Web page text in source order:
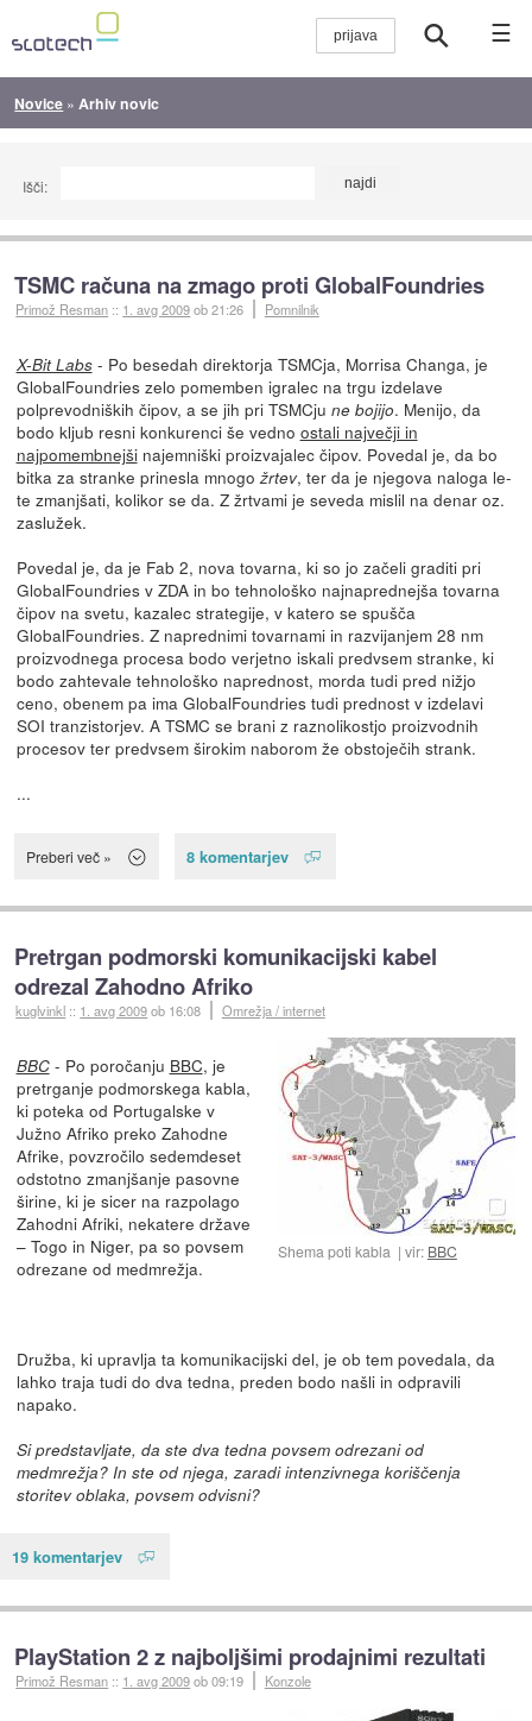
☰
Novice » Arhiv novic
Išči:
TSMC računa na zmago proti GlobalFoundries
Primož Resman :: 1. avg 2009ob 21:26 Pomnilnik
X-Bit Labs- Po besedah direktorja TSMCja, Morrisa Changa, je
GlobalFoundries zelo pomemben igralec na trgu izdelave
polprevodniških čipov, a se jih pri TSMCju ne bojijo. Menijo, da
bodo kljub resni konkurenci še vedno ostali največji in
najpomembnejšinajemniški proizvajalec čipov. Povedal je, da bo
bitka za stranke prinesla mnogožrtev, ter da je njegova naloga le-
te zmanjšati, kolikor se da. Z žrtvami je seveda mislil na denar oz.
zaslužek.
Povedal je, da je Fab 2, nova tovarna, ki so jo začeli graditi pri
GlobalFoundries v ZDA in bo tehnološko najnaprednejša tovarna
čipov na svetu, kazalec strategije, v katero se spušča
GlobalFoundries. Z naprednimi tovarnami in razvijanjem 28 nm
proizvodnega procesa bodo verjetno iskali predvsem stranke, ki
bodo zahtevale tehnološko naprednost, morda tudi pred nižjo
ceno, obenem pa ima GlobalFoundries tudi prednost v izdelavi
SOI tranzistorjev. A TSMC se brani z raznolikostjo proizvodnih
procesov ter predvsem širokim naborom že obstoječih strank.
...
Preberi več » 8 komentarjev
Pretrgan podmorski komunikacijski kabel
odrezal Zahodno Afriko
kuglvinkl :: 1. avg 2009ob 16:08 Omrežja / internet
Shema poti kabla vir: BBC
BBC- Po poročanju BBC, je
pretrganje podmorskega kabla,
ki poteka od Portugalske v
Južno Afriko preko Zahodne
Afrike, povzročilo sedemdeset
odstotno zmanjšanje pasovne
širine, ki je sicer na razpolago
Zahodni Afriki, nekatere države
– Togo in Niger, pa so povsem
odrezane od medmrežja.
Družba, ki upravlja ta komunikacijski del, je ob tem povedala, da
lahko traja tudi do dva tedna, preden bodo našli in odpravili
napako.
Si predstavljate, da ste dva tedna povsem odrezani od
medmrežja? In ste od njega, zaradi intenzivnega koriščenja
storitev oblaka, povsem odvisni?
19 komentarjev
PlayStation 2 z najboljšimi prodajnimi rezultati
Primož Resman :: 1. avg 2009ob 09:19 Konzole